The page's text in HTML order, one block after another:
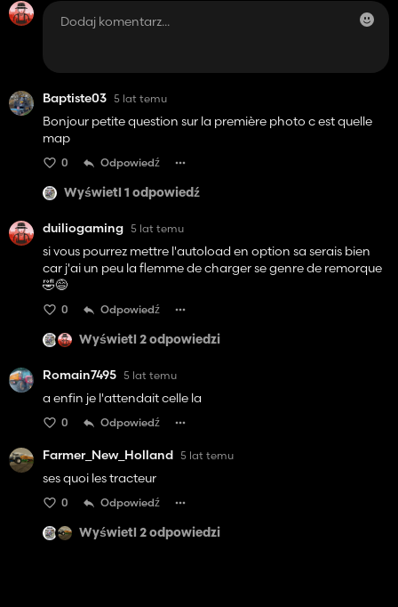
Baptiste03 5 lat temu
Bonjour petite question sur la première photo c est quelle
map
0 Odpowiedź
Wyświetl 1 odpowiedź
duiliogaming 5 lat temu
si vous pourrez mettre l'autoload en option sa serais bien
car j'ai un peu la flemme de charger se genre de remorque
🤣😅
0 Odpowiedź
Wyświetl 2 odpowiedzi
Romain7495 5 lat temu
a enfin je l'attendait celle la
0 Odpowiedź
Farmer_New_Holland 5 lat temu
ses quoi les tracteur
0 Odpowiedź
Wyświetl 2 odpowiedzi